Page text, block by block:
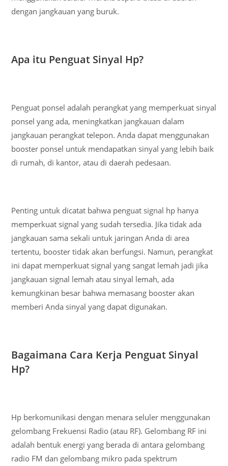
dengan jangkauan yang buruk.
Apa itu Penguat Sinyal Hp?
Penguat ponsel adalah perangkat yang memperkuat sinyal
ponsel yang ada, meningkatkan jangkauan dalam
jangkauan perangkat telepon. Anda dapat menggunakan
booster ponsel untuk mendapatkan sinyal yang lebih baik
di rumah, di kantor, atau di daerah pedesaan.
Penting untuk dicatat bahwa penguat signal hp hanya
memperkuat signal yang sudah tersedia. Jika tidak ada
jangkauan sama sekali untuk jaringan Anda di area
tertentu, booster tidak akan berfungsi. Namun, perangkat
ini dapat memperkuat signal yang sangat lemah jadi jika
jangkauan signal lemah atau sinyal lemah, ada
kemungkinan besar bahwa memasang booster akan
memberi Anda sinyal yang dapat digunakan.
Bagaimana Cara Kerja Penguat Sinyal
Hp?
Hp berkomunikasi dengan menara seluler menggunakan
gelombang Frekuensi Radio (atau RF). Gelombang RF ini
adalah bentuk energi yang berada di antara gelombang
radio FM dan gelombang mikro pada spektrum